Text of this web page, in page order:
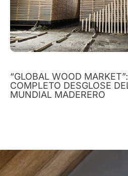
“GLOBAL WOOD
COMPLETO DESGLOSE
MUNDIAL MADERERO